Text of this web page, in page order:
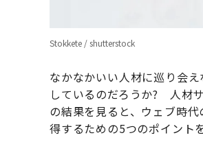
Stokkete / shutterstock
なかなかいい人材に巡り会
しているのだろうか? 人材
の結果を見ると、ウェブ時
得するための5つのポイント